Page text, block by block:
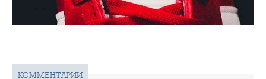
КОММЕНТАРИИ